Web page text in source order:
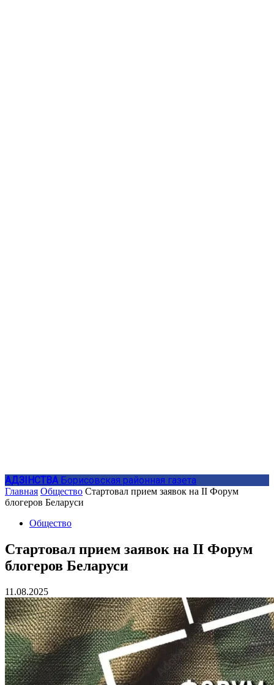
АДЗIНСТВА Борисовская районная газета
Главная Общество Стартовал прием заявок на II Форум
блогеров Беларуси
Общество
Стартовал прием заявок на II Форум
блогеров Беларуси
11.08.2025